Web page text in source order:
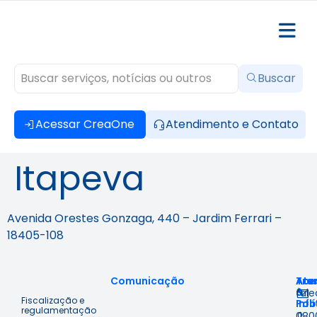
Acessar CreaOne Atendimento e Contato
Buscar
Itapeva
Avenida Orestes Gonzaga, 440 – Jardim Ferrari –
18405-108
Fiscalização e
regulamentação
Comunicação
à
&